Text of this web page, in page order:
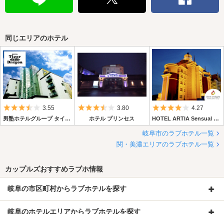
同じエリアのホテル
5つ星のうち3.5
3.55
男塾ホテルグループ タイガー・アンド・ドラゴン
5つ星のうち3.5
3.80
ホテル プリンセス
5つ星のうち4
4.27
HOTEL ARTIA Sensual 岐阜店 【Best Delight Group】
岐阜市のラブホテル一覧
関・美濃エリアのラブホテル一覧
カップルズおすすめラブホ情報
岐阜の市区町村からラブホテルを探す
岐阜のホテルエリアからラブホテルを探す